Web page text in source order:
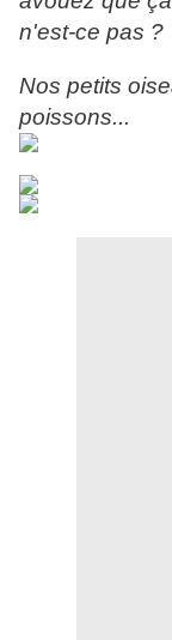
n'est-ce pas ?
Nos petits
poissons...